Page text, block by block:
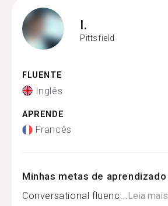
I.
Pittsfield
FLUENTE
Inglês
APRENDE
Francês
Minhas metas de aprendizado
Conversational fluenc...Leia mais